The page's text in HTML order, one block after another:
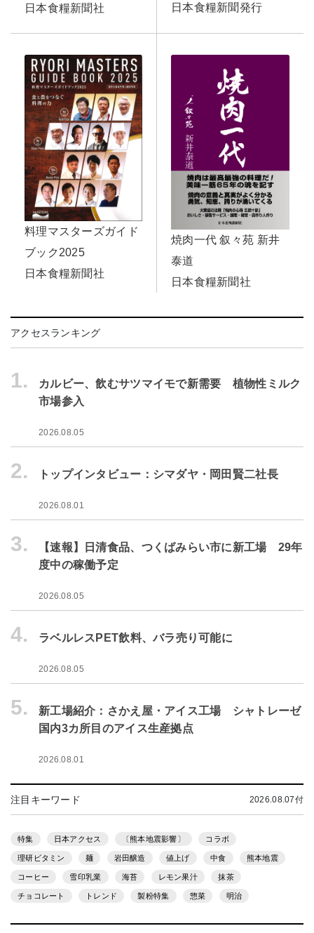
日本食糧新聞社
日本食糧新聞発行
料理マスターズガイド
ブック2025
日本食糧新聞社
焼肉一代 叙々苑 新井
泰道
日本食糧新聞社
アクセスランキング
1.
カルビー、飲むサツマイモで新需要 植物性ミルク
市場参入
2026.08.05
2. トップインタビュー：シマダヤ・岡田賢二社長
2026.08.01
3.
【速報】日清食品、つくばみらい市に新工場 29年
度中の稼働予定
2026.08.05
4. ラベルレスPET飲料、バラ売り可能に
2026.08.05
5.
新工場紹介：さかえ屋・アイス工場 シャトレーゼ
国内3カ所目のアイス生産拠点
2026.08.01
注目キーワード 2026.08.07付
特集 日本アクセス 〔熊本地震影響〕 コラボ
理研ビタミン 麺 岩田醸造 値上げ 中食 熊本地震
コーヒー 雪印乳業 海苔 レモン果汁 抹茶
チョコレート トレンド 製粉特集 惣菜 明治